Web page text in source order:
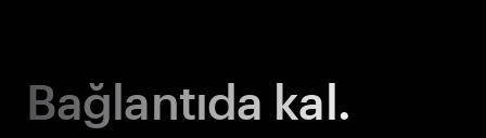
Bağlantıda kal.